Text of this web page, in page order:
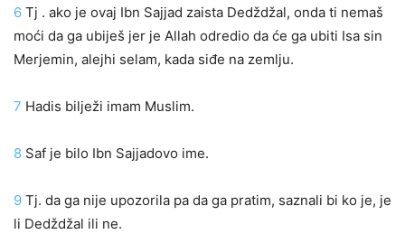
6 Tj . ako je ovaj Ibn Sajjad zaista Dedždžal, onda ti nemaš
moći da ga ubiješ jer je Allah odredio da će ga ubiti Isa sin
Merjemin, alejhi selam, kada siđe na zemlju.
7 Hadis bilježi imam Muslim.
8 Saf je bilo Ibn Sajjadovo ime.
9 Tj. da ga nije upozorila pa da ga pratim, saznali bi ko je, je
li Dedždžal ili ne.